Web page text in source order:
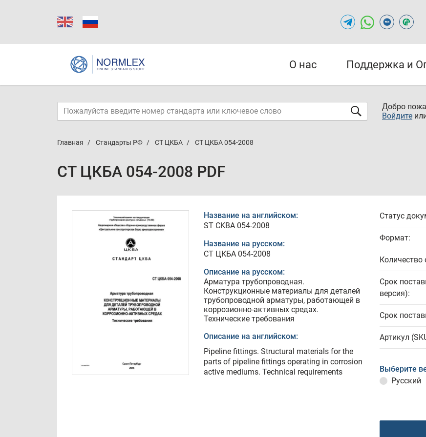
О нас Поддержка и
Добро
Войдите
Главная Стандарты РФ СТ ЦКБА СТ ЦКБА 054-2008
СТ ЦКБА 054-2008 PDF
Название на английском:
ST CKBA 054-2008
Название на русском:
СТ ЦКБА 054-2008
Описание на русском:
Арматура трубопроводная.
Конструкционные материалы для деталей
трубопроводной арматуры, работающей в
коррозионно-активных средах.
Технические требования
Описание на английском:
Pipeline fittings. Structural materials for the
parts of pipeline fittings operating in corrosion
active mediums. Technical requirements
Статус
Формат:
Количество
Срок
версия):
Срок
Артикул
Выберите
Русский